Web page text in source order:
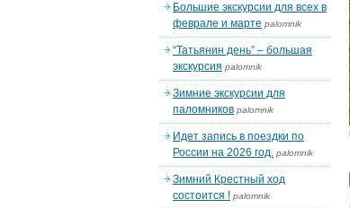
Большие экскурсии для всех в
феврале и марте palomnik
“Татьянин день” – большая
экскурсия palomnik
Зимние экскурсии для
паломников palomnik
Идет запись в поездки по
России на 2026 год. palomnik
Зимний Крестный ход
состоится ! palomnik